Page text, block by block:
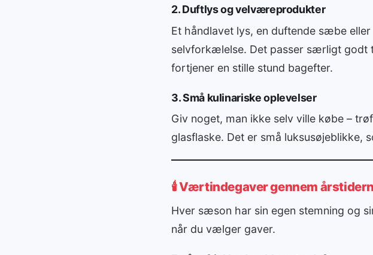
2. Duftlys og velværeprodukter
Et håndlavet lys, en duftende sæbe
selvforkælelse. Det passer særligt godt
fortjener en stille stund bagefter.
3. Små kulinariske oplevelser
Giv noget, man ikke selv ville købe –
glasflaske. Det er små
🕯️ Værtindegaver gennem
Hver sæson har sin egen stemning og
når du vælger gaver.